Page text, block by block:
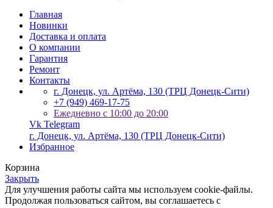
Главная
Новинки
Доставка и оплата
О компании
Гарантия
Ремонт
Контакты
г. Донецк, ул. Артёма, 130 (ТРЦ Донецк-Сити)
+7 (949) 469-17-75
Ежедневно с 10:00 до 20:00
Vk Telegram
г. Донецк, ул. Артёма, 130 (ТРЦ Донецк-Сити)
Избранное
Корзина
Закрыть
Для улучшения работы сайта мы используем cookie-файлы.
Продолжая пользоваться сайтом, вы соглашаетесь с